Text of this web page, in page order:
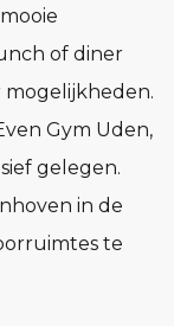
of diner
mogelijkheden.
Gym Uden,
gelegen.
in de
te